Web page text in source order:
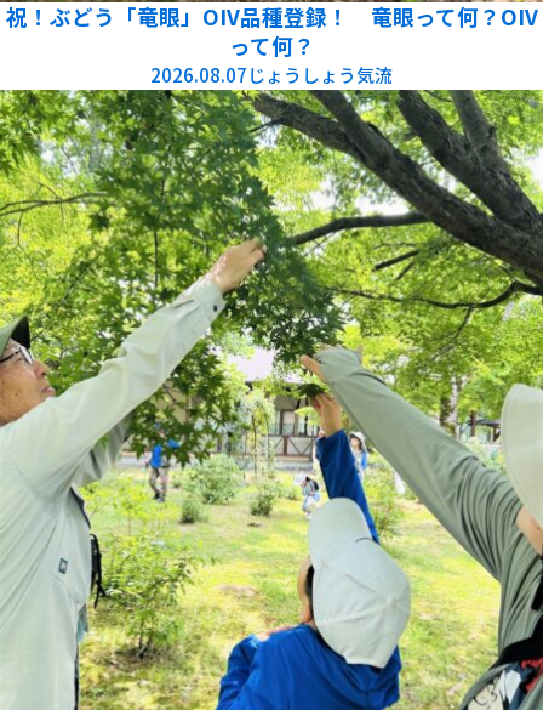
祝！ぶどう「竜眼」OIV品種登録！ 竜眼って何？OIV
って何？
2026.08.07じょうしょう気流